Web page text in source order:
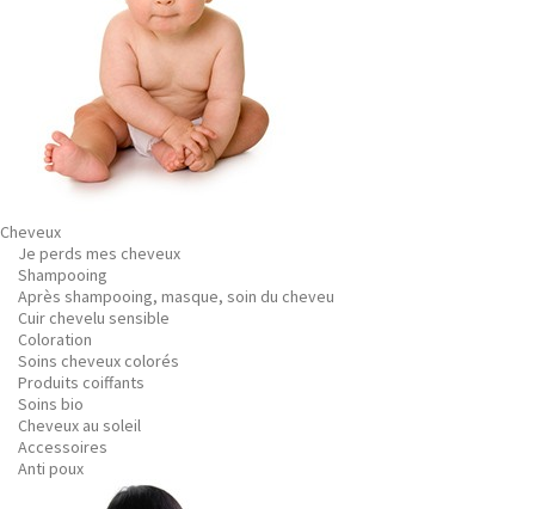
Cheveux
Je perds mes cheveux
Shampooing
Après shampooing, masque, soin du cheveu
Cuir chevelu sensible
Coloration
Soins cheveux colorés
Produits coiffants
Soins bio
Cheveux au soleil
Accessoires
Anti poux